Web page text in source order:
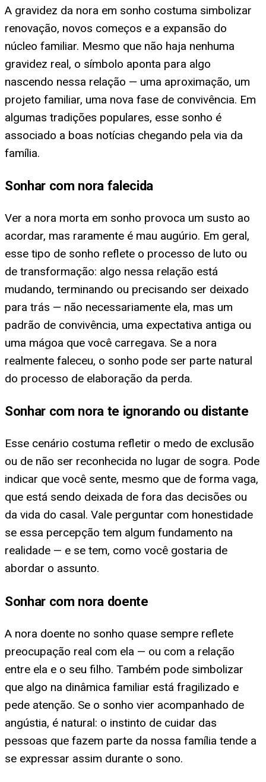
A gravidez da nora em sonho costuma simbolizar
renovação, novos começos e a expansão do
núcleo familiar. Mesmo que não haja nenhuma
gravidez real, o símbolo aponta para algo
nascendo nessa relação — uma aproximação, um
projeto familiar, uma nova fase de convivência. Em
algumas tradições populares, esse sonho é
associado a boas notícias chegando pela via da
família.
Sonhar com nora falecida
Ver a nora morta em sonho provoca um susto ao
acordar, mas raramente é mau augúrio. Em geral,
esse tipo de sonho reflete o processo de luto ou
de transformação: algo nessa relação está
mudando, terminando ou precisando ser deixado
para trás — não necessariamente ela, mas um
padrão de convivência, uma expectativa antiga ou
uma mágoa que você carregava. Se a nora
realmente faleceu, o sonho pode ser parte natural
do processo de elaboração da perda.
Sonhar com nora te ignorando ou distante
Esse cenário costuma refletir o medo de exclusão
ou de não ser reconhecida no lugar de sogra. Pode
indicar que você sente, mesmo que de forma vaga,
que está sendo deixada de fora das decisões ou
da vida do casal. Vale perguntar com honestidade
se essa percepção tem algum fundamento na
realidade — e se tem, como você gostaria de
abordar o assunto.
Sonhar com nora doente
A nora doente no sonho quase sempre reflete
preocupação real com ela — ou com a relação
entre ela e o seu filho. Também pode simbolizar
que algo na dinâmica familiar está fragilizado e
pede atenção. Se o sonho vier acompanhado de
angústia, é natural: o instinto de cuidar das
pessoas que fazem parte da nossa família tende a
se expressar assim durante o sono.